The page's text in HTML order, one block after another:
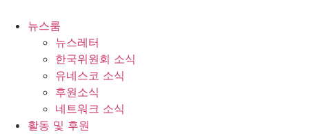
뉴스룸
뉴스레터
한국위원회 소식
유네스코 소식
후원소식
네트워크 소식
활동 및 후원